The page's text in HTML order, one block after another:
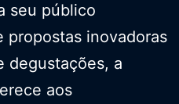
seu público
propostas inovadoras
degustações, a
aos